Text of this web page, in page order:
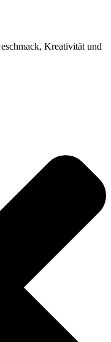
Kreativität und